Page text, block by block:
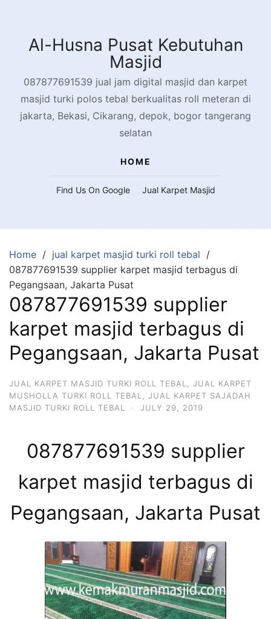
contentAl-Husna Pusat Kebutuhan
Masjid
087877691539 jual jam digital masjid dan karpet
masjid turki polos tebal berkualitas roll meteran di
jakarta, Bekasi, Cikarang, depok, bogor tangerang
selatan
HOME
Find Us On Google Jual Karpet Masjid
Home
jual karpet masjid turki roll tebal
087877691539 supplier karpet masjid terbagus di
Pegangsaan, Jakarta Pusat
087877691539 supplier
karpet masjid terbagus di
Pegangsaan, Jakarta Pusat
JUAL KARPET MASJID TURKI ROLL TEBAL
JUAL KARPET
MUSHOLLA TURKI ROLL TEBAL
JUAL KARPET SAJADAH
MASJID TURKI ROLL TEBAL
· JULY 29, 2019
087877691539 supplier
karpet masjid terbagus di
Pegangsaan, Jakarta Pusat